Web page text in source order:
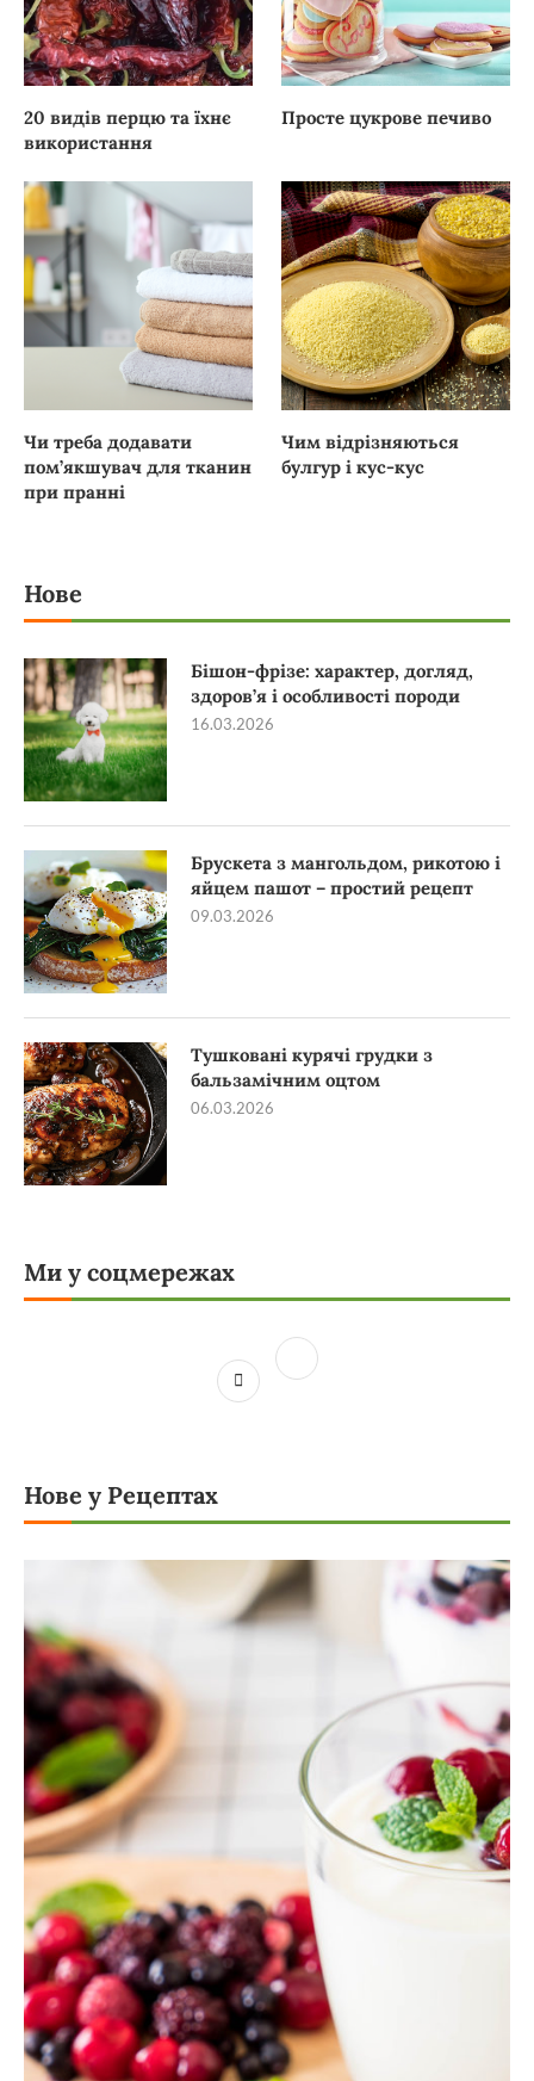
20 видів перцю та їхнє
використання
Просте цукрове печиво
Чи треба додавати
пом’якшувач для тканин
при пранні
Чим відрізняються
булгур і кус-кус
Нове
Бішон-фрізе: характер, догляд,
здоров’я і особливості породи
16.03.2026
Брускета з мангольдом, рикотою і
яйцем пашот – простий рецепт
09.03.2026
Тушковані курячі грудки з
бальзамічним оцтом
06.03.2026
Ми у соцмережах
Нове у Рецептах